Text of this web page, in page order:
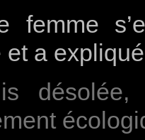
femme
et a
désolée,